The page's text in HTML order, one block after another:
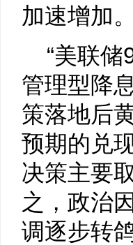
加速增加。
“美联
管理型降
策落地后
预期的兑
决策主要
之，政治
调逐步转